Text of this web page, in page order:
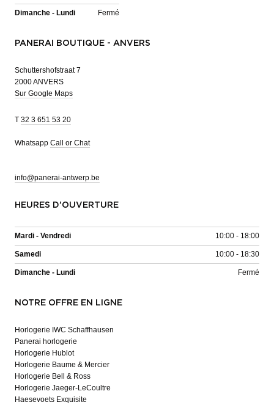
Dimanche - Lundi Fermé
PANERAI BOUTIQUE - ANVERS
Schuttershofstraat 7
2000 ANVERS
Sur Google Maps
T 32 3 651 53 20
Whatsapp Call or Chat
info@panerai-antwerp.be
HEURES D'OUVERTURE
Mardi - Vendredi 10:00 - 18:00
Samedi 10:00 - 18:30
Dimanche - Lundi Fermé
NOTRE OFFRE EN LIGNE
Horlogerie IWC Schaffhausen
Panerai horlogerie
Horlogerie Hublot
Horlogerie Baume & Mercier
Horlogerie Bell & Ross
Horlogerie Jaeger-LeCoultre
Haesevoets Exquisite